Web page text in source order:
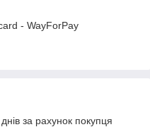
- WayForPay
за рахунок покупця